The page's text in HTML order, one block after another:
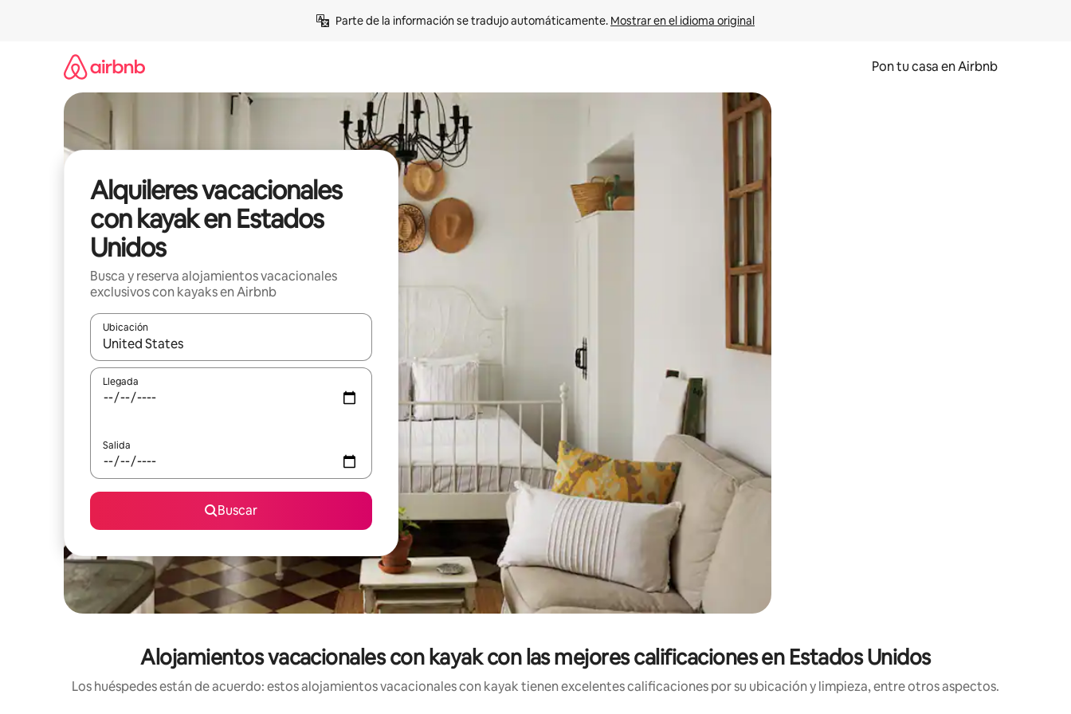
Parte de la información se tradujo automáticamente. Mostrar en el idioma original
Pon tu casa en Airbnb
Alquileres vacacionales
con kayak en Estados
Unidos
Busca y reserva alojamientos vacacionales
exclusivos con kayaks en Airbnb
Ubicación
Cuando los resultados estén disponibles, navega con las teclas de flecha hacia arriba y hacia abajo o explora con el tacto o desliza el dedo.
Llegada
Salida
Buscar
Alojamientos vacacionales con kayak con las mejores calificaciones en Estados Unidos
Los huéspedes están de acuerdo: estos alojamientos vacacionales con kayak tienen excelentes calificaciones por su ubicación y limpieza, entre otros aspectos.